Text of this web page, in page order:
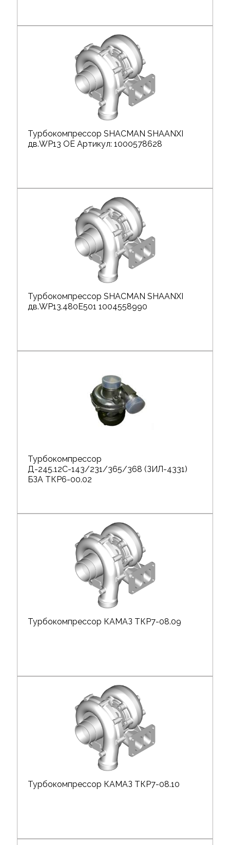
Турбокомпрессор SHACMAN SHAANXI
дв.WP13 OE Артикул: 1000578628
Турбокомпрессор SHACMAN SHAANXI
дв.WP13.480E501 1004558990
Турбокомпрессор
Д-245.12С-143/231/365/368 (ЗИЛ-4331)
БЗА ТКР6-00.02
Турбокомпрессор КАМАЗ ТКР7-08.09
Турбокомпрессор КАМАЗ ТКР7-08.10